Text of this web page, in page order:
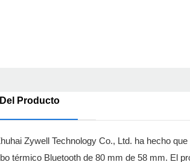
Producto
Zywell Technology Co., Ltd. ha hecho
térmico Bluetooth de 80 mm de 58 mm. El